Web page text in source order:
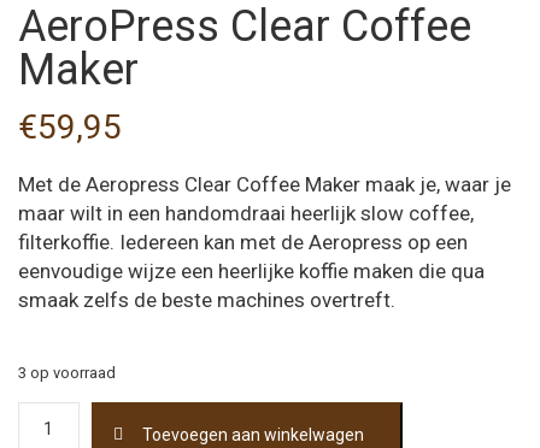
AeroPress Clear Coffee
Maker
€59,95
Met de Aeropress Clear Coffee Maker maak je, waar je
maar wilt in een handomdraai heerlijk slow coffee,
filterkoffie. Iedereen kan met de Aeropress op een
eenvoudige wijze een heerlijke koffie maken die qua
smaak zelfs de beste machines overtreft.
3 op voorraad
Clear
Toevoegen aan winkelwagen